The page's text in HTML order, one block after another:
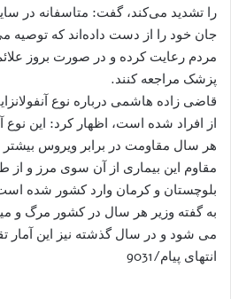
را تشدید می‌کند، گفت: متاسفانه در
جان خود را از دست داده‌اند که توصیه
مردم رعایت کرده و در صورت بروز
پزشک مراجعه کنند.
قاضی زاده هاشمی درباره نوع
از افراد شده است، اظهار کرد: این نوع
هر سال مقاومت در برابر ویروس
مقاوم این بیماری از آن سوی مرز و
بلوچستان و کرمان وارد کشور شده
به گفته وزیر هر سال در کشور مرگ و
می شود و در سال گذشته نیز این آمار
انتهای پیام/9031